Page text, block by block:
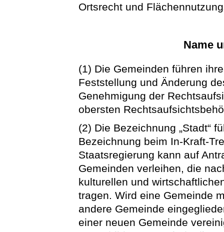
Ortsrecht und
Name
(1) Die Gemeinden führen
Feststellung und Änderung
Genehmigung der
obersten
(2) Die Bezeichnung „Stadt“
Bezeichnung beim In-Kraft-
Staatsregierung kann auf
Gemeinden verleihen, die
kulturellen und
tragen. Wird eine Gemeinde
andere Gemeinde
einer neuen Gemeinde